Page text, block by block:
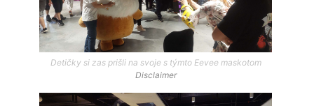
Detičky si zas prišli na svoje s týmto Eevee maskotom
Disclaimer